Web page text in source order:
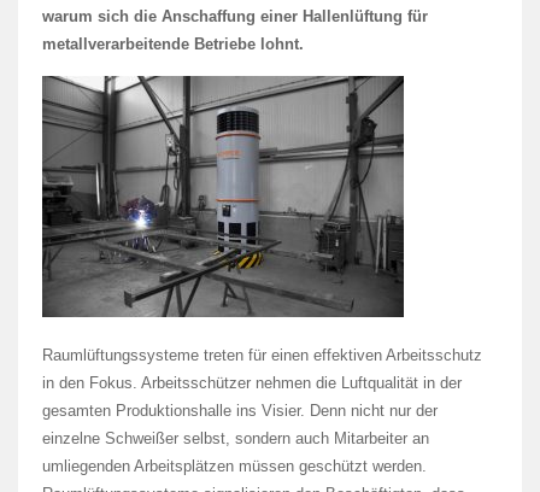
warum sich die Anschaffung einer Hallenlüftung für
metallverarbeitende Betriebe lohnt.
Raumlüftungssysteme treten für einen effektiven Arbeitsschutz
in den Fokus. Arbeitsschützer nehmen die Luftqualität in der
gesamten Produktionshalle ins Visier. Denn nicht nur der
einzelne Schweißer selbst, sondern auch Mitarbeiter an
umliegenden Arbeitsplätzen müssen geschützt werden.